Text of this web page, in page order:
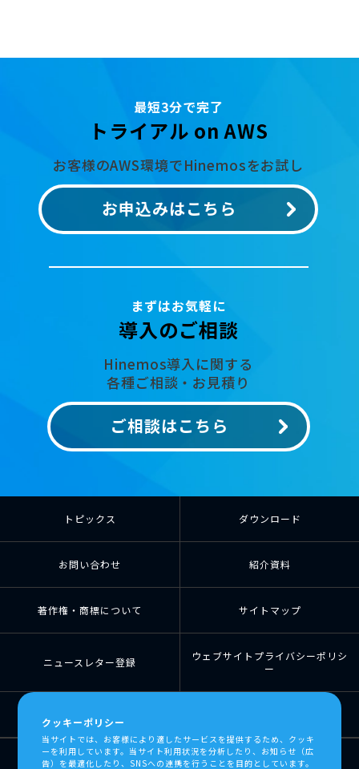
最短3分で完了
トライアル on AWS
お客様のAWS環境でHinemosをお試し
お申込みはこちら
まずはお気軽に
導入のご相談
Hinemos導入に関する
各種ご相談・お見積り
ご相談はこちら
トピックス ダウンロード
お問い合わせ 紹介資料
著作権・商標について サイトマップ
ニュースレター登録
ウェブサイトプライバシーポリシ
ー
クッキーポリシー
当サイトでは、お客様により適したサービスを提供するため、クッキ
ーを利用しています。当サイト利用状況を分析したり、お知らせ（広
告）を最適化したり、SNSへの連携を行うことを目的としています。